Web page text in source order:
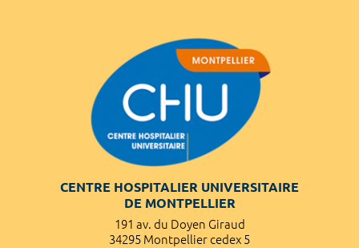
CENTRE HOSPITALIER UNIVERSITAIRE
DE MONTPELLIER
191 av. du Doyen Giraud
34295 Montpellier cedex 5